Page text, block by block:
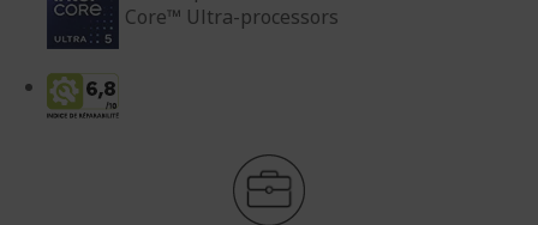
Core™ Ultra-processors